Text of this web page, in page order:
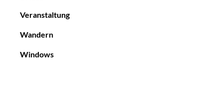
Veranstaltung
Wandern
Windows